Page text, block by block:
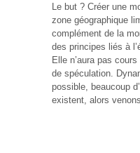
Le but ? Créer une
zone géographique
complément de la
des principes liés à
Elle n’aura pas
de spéculation.
possible, beaucoup
existent, alors